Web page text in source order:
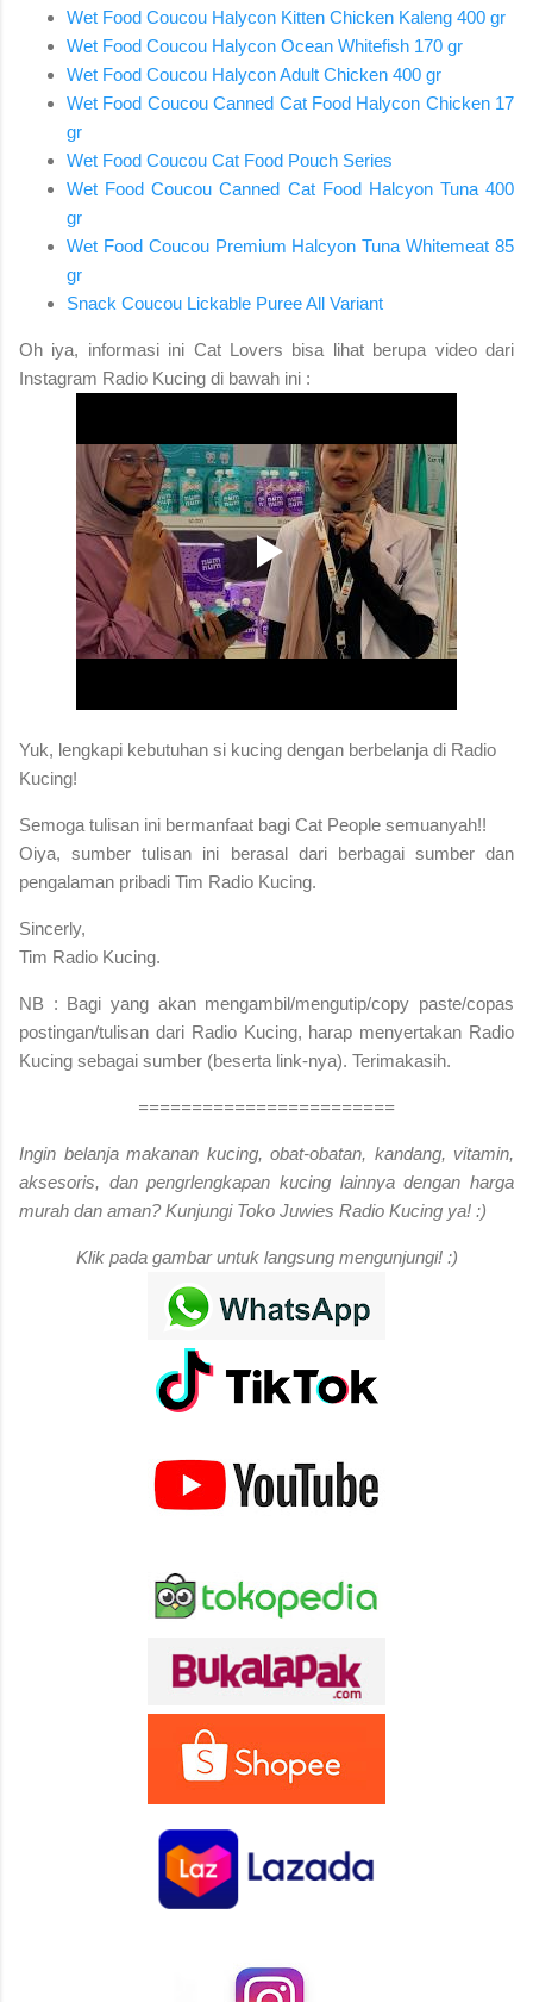
Wet Food Coucou Halycon Kitten Chicken Kaleng 400 gr
Wet Food Coucou Halycon Ocean Whitefish 170 gr
Wet Food Coucou Halycon Adult Chicken 400 gr
Wet Food Coucou Canned Cat Food Halycon Chicken 17
gr
Wet Food Coucou Cat Food Pouch Series
Wet Food Coucou Canned Cat Food Halcyon Tuna 400
gr
Wet Food Coucou Premium Halcyon Tuna Whitemeat 85
gr
Snack Coucou Lickable Puree All Variant
Oh iya, informasi ini Cat Lovers bisa lihat berupa video dari
Instagram Radio Kucing di bawah ini :
Yuk, lengkapi kebutuhan si kucing dengan berbelanja di Radio
Kucing!
Semoga tulisan ini bermanfaat bagi Cat People semuanyah!!
Oiya, sumber tulisan ini berasal dari berbagai sumber dan
pengalaman pribadi Tim Radio Kucing.
Sincerly,
Tim Radio Kucing.
NB : Bagi yang akan mengambil/mengutip/copy paste/copas
postingan/tulisan dari Radio Kucing, harap menyertakan Radio
Kucing sebagai sumber (beserta link-nya). Terimakasih.
========================
Ingin belanja makanan kucing, obat-obatan, kandang, vitamin,
aksesoris, dan pengrlengkapan kucing lainnya dengan harga
murah dan aman? Kunjungi Toko Juwies Radio Kucing ya! :)
Klik pada gambar untuk langsung mengunjungi! :)